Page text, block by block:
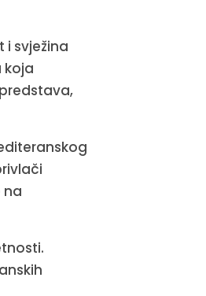
svježina
koja
na